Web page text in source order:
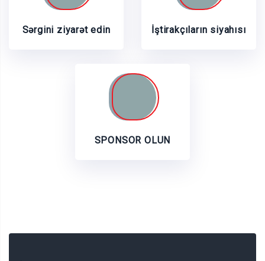
Sərgini ziyarət edin İştirakçıların siyahısı
SPONSOR OLUN